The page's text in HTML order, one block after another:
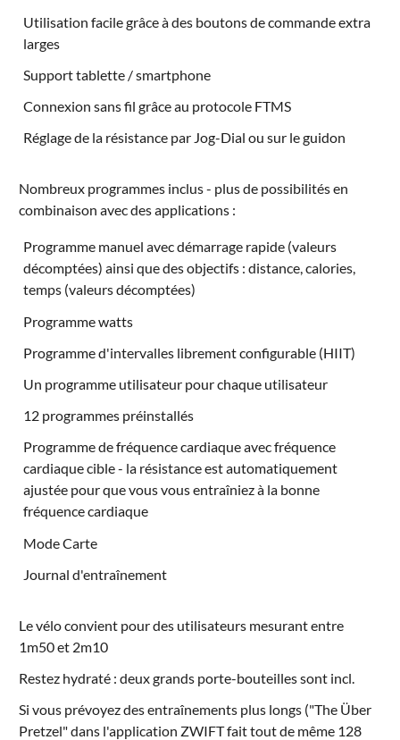
Utilisation facile grâce à des boutons de commande extra
larges
Support tablette / smartphone
Connexion sans fil grâce au protocole FTMS
Réglage de la résistance par Jog-Dial ou sur le guidon
Nombreux programmes inclus - plus de possibilités en
combinaison avec des applications :
Programme manuel avec démarrage rapide (valeurs
décomptées) ainsi que des objectifs : distance, calories,
temps (valeurs décomptées)
Programme watts
Programme d'intervalles librement configurable (HIIT)
Un programme utilisateur pour chaque utilisateur
12 programmes préinstallés
Programme de fréquence cardiaque avec fréquence
cardiaque cible - la résistance est automatiquement
ajustée pour que vous vous entraîniez à la bonne
fréquence cardiaque
Mode Carte
Journal d'entraînement
Le vélo convient pour des utilisateurs mesurant entre
1m50 et 2m10
Restez hydraté : deux grands porte-bouteilles sont incl.
Si vous prévoyez des entraînements plus longs ("The Über
Pretzel" dans l'application ZWIFT fait tout de même 128